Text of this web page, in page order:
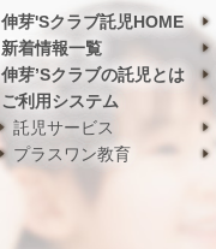
伸芽'Sクラブ託児HOME
新着情報一覧
伸芽’Sクラブの託児とは
ご利用システム
託児サービス
プラスワン教育